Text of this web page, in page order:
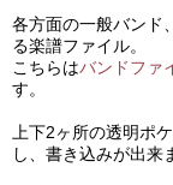
各方面の一般バンド
る楽譜ファイル。
こちらはバンドファ
す。
上下2ヶ所の透明ポ
し、書き込みが出来